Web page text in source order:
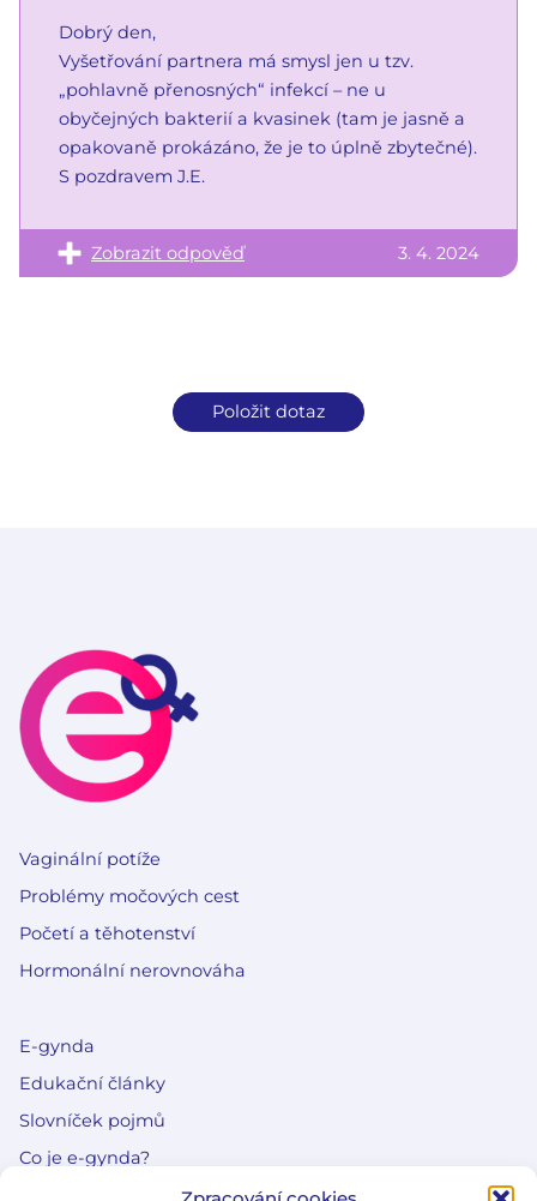
Dobrý den,
Vyšetřování partnera má smysl jen u tzv.
„pohlavně přenosných“ infekcí – ne u
obyčejných bakterií a kvasinek (tam je jasně a
opakovaně prokázáno, že je to úplně zbytečné).
S pozdravem J.E.
Zobrazit odpověď 3. 4. 2024
Položit dotaz
Vaginální potíže
Problémy močových cest
Početí a těhotenství
Hormonální nerovnováha
E-gynda
Edukační články
Slovníček pojmů
Co je e-gynda?